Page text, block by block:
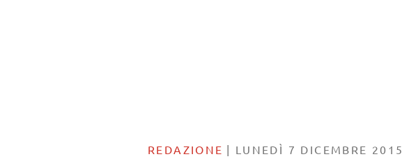
REDAZIONE | LUNEDÌ 7 DICEMBRE 2015